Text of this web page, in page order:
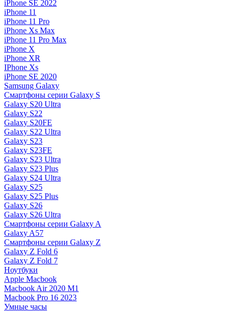
iPhone SE 2022
iPhone 11
iPhone 11 Pro
iPhone Xs Max
iPhone 11 Pro Max
iPhone X
iPhone XR
IPhone Xs
iPhone SE 2020
Samsung Galaxy
Смартфоны серии Galaxy S
Galaxy S20 Ultra
Galaxy S22
Galaxy S20FE
Galaxy S22 Ultra
Galaxy S23
Galaxy S23FE
Galaxy S23 Ultra
Galaxy S23 Plus
Galaxy S24 Ultra
Galaxy S25
Galaxy S25 Plus
Galaxy S26
Galaxy S26 Ultra
Смартфоны серии Galaxy A
Galaxy A57
Смартфоны серии Galaxy Z
Galaxy Z Fold 6
Galaxy Z Fold 7
Ноутбуки
Apple Macbook
Macbook Air 2020 M1
Macbook Pro 16 2023
Умные часы